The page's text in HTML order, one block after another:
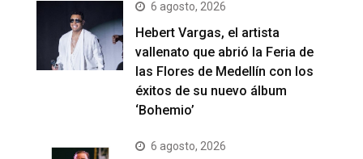
6 agosto, 2026
Hebert Vargas, el artista
vallenato que abrió la Feria de
las Flores de Medellín con los
éxitos de su nuevo álbum
‘Bohemio’
6 agosto, 2026